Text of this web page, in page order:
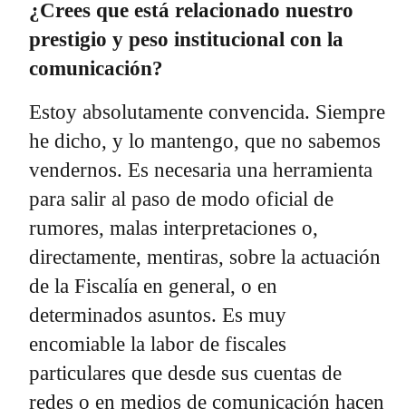
¿Crees que está relacionado nuestro
prestigio y peso institucional con la
comunicación?
Estoy absolutamente convencida. Siempre
he dicho, y lo mantengo, que no sabemos
vendernos. Es necesaria una herramienta
para salir al paso de modo oficial de
rumores, malas interpretaciones o,
directamente, mentiras, sobre la actuación
de la Fiscalía en general, o en
determinados asuntos. Es muy
encomiable la labor de fiscales
particulares que desde sus cuentas de
redes o en medios de comunicación hacen